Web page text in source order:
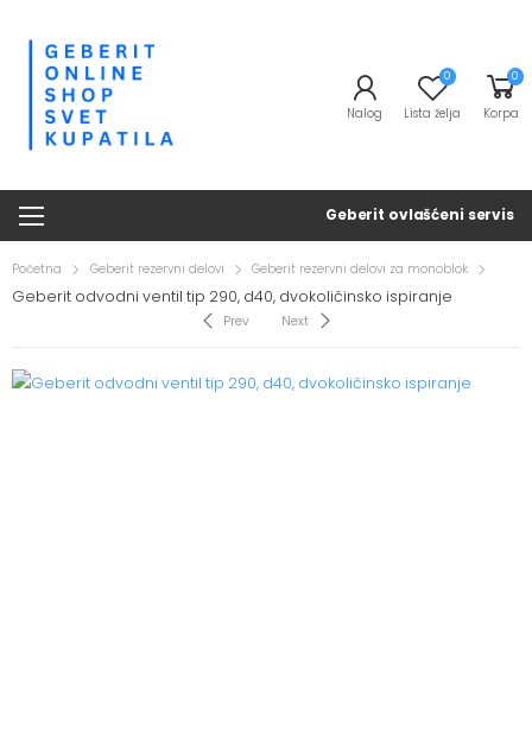
Nalog
0
Lista želja
0
Korpa
Geberit ovlašćeni servis
Početna Geberit rezervni delovi Geberit rezervni delovi za monoblok
Geberit odvodni ventil tip 290, d40, dvokoličinsko ispiranje
Prev Next